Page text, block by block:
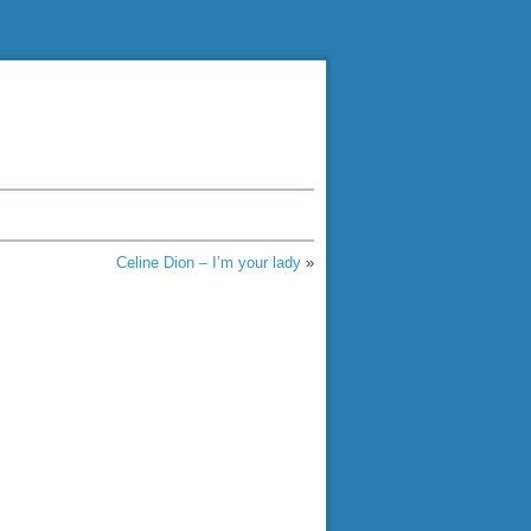
Celine Dion – I’m your lady »